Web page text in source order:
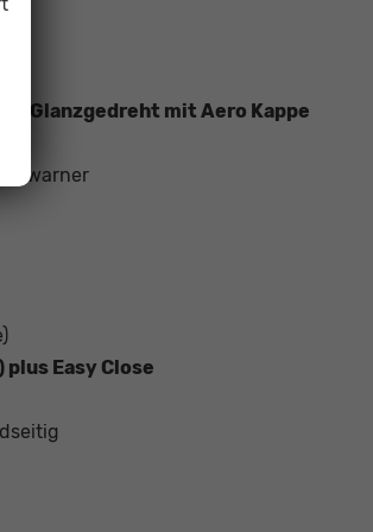
Glanzgedreht mit Aero Kappe
Easy Close